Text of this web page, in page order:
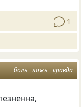
1
боль ложь правда